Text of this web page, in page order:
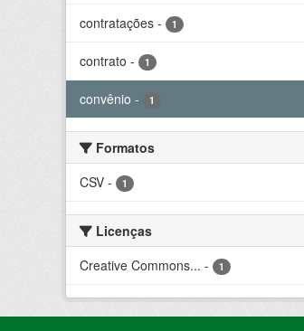
contratações - 1
contrato - 1
convênio - 1
Formatos
CSV - 1
Licenças
Creative Commons... - 1